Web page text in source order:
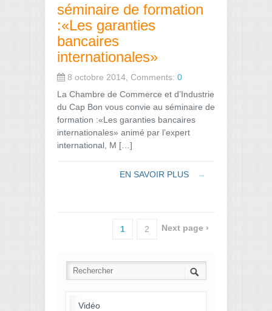
séminaire de formation
:«Les garanties
bancaires
internationales»
8 octobre 2014, Comments: 0
La Chambre de Commerce et d’Industrie
du Cap Bon vous convie au séminaire de
formation :«Les garanties bancaires
internationales» animé par l’expert
international, M […]
EN SAVOIR PLUS →
1 2 Next page ›
Vidéo